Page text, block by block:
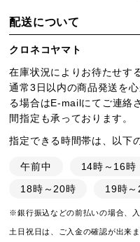
配送について
クロネコヤマト
在庫状況によりお待たせす
通常3日以内の商品発送を
る場合はE-mailにてご連絡
間指定も承っております。
指定できる時間帯は、以下
午前中 14時～16時
18時～20時
19時
※銀行振込などの前払いの場合、
土日祝日は、ご入金の確認が出来